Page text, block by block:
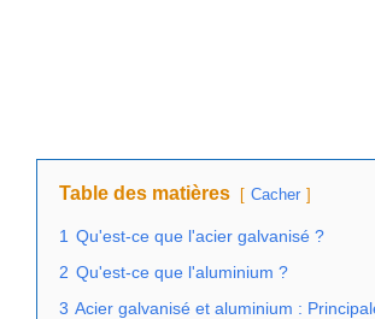
Table des matières Cacher
1 Qu'est-ce que l'acier galvanisé ?
2 Qu'est-ce que l'aluminium ?
3 Acier galvanisé et aluminium :